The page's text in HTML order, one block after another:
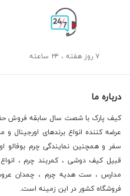
۷ روز هفته ، ۲۴ ساعته
درباره ما
کیف پارک با شصت سال سابقه فروش
عرضه کننده انواع برندهای اورجینال
قبیل کیف دوشی ، کمربند چرم ،
مدارس ، ست هدیه چرم ، چمدان
فروشگاه کشور در این زمینه است.